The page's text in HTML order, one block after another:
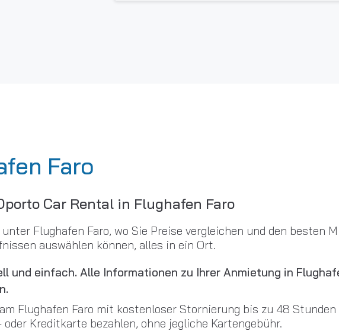
Faro
Car Rental in Flughafen Faro
Flughafen Faro, wo Sie Preise vergleichen und den besten
auswählen können, alles in ein Ort.
und einfach. Alle Informationen zu Ihrer Anmietung in
Flughafen Faro mit kostenloser Stornierung bis zu 48 Stunden
Kreditkarte bezahlen, ohne jegliche Kartengebühr.